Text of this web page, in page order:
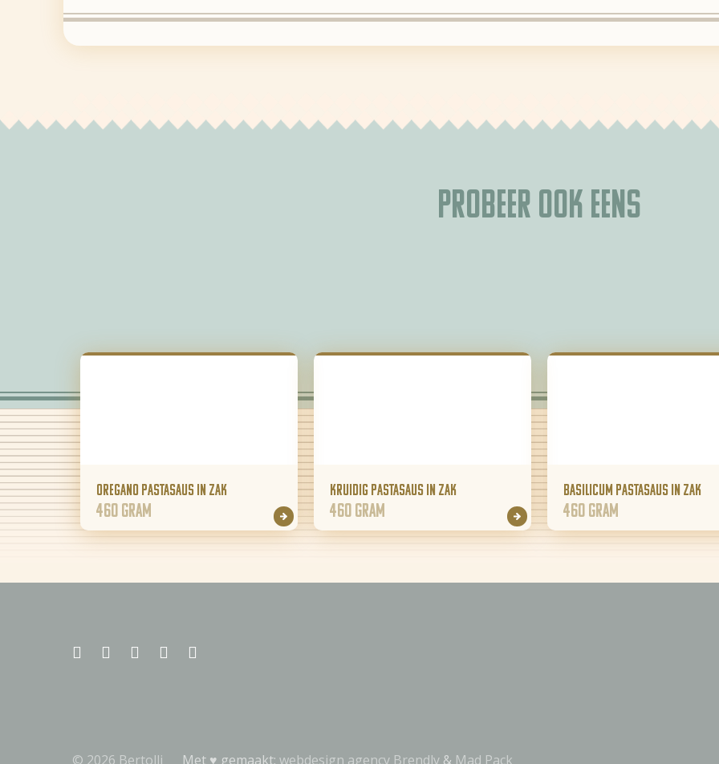
Probeer ook eens
Oregano pastasaus in zak
460 gram
Kruidig pastasaus in zak
460 gram
Basilicum pastasaus in zak
460 gram
© 2026 Bertolli Met ♥︎ gemaakt: webdesign agency Brendly & Mad Pack